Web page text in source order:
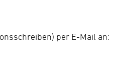
per E-Mail an: